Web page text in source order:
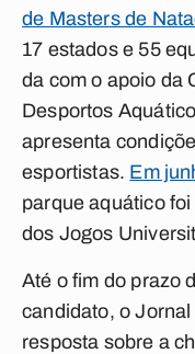
de Masters de
17 estados e 55
da com o apoio da
Desportos
apresenta
esportistas. Em
parque aquático
dos Jogos
Até o fim do prazo
candidato, oJornal
resposta sobre a